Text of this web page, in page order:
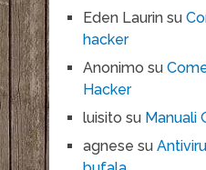
Eden Laurinsu
hacker
Anonimo su
Hacker
luisito su Manuali
agnese su